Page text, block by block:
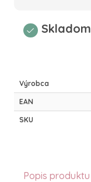
Skladom
Výrobca
EAN
SKU
Popis produktu